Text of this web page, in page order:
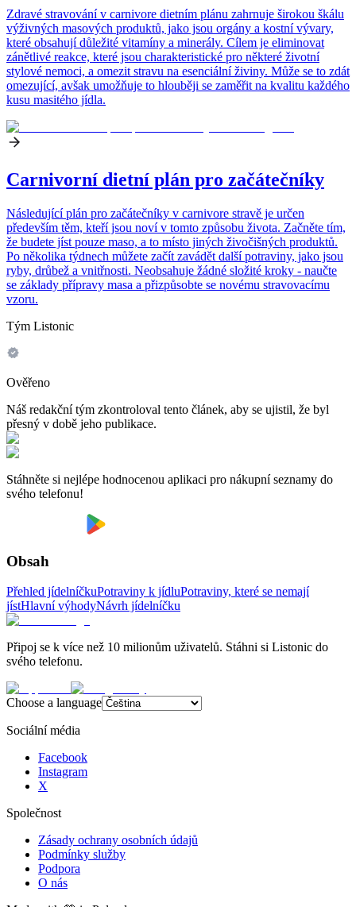
Zdravé stravování v carnivore dietním plánu zahrnuje širokou škálu
výživných masových produktů, jako jsou orgány a kostní vývary,
které obsahují důležité vitamíny a minerály. Cílem je eliminovat
zánětlivé reakce, které jsou charakteristické pro některé životní
stylové nemoci, a omezit stravu na esenciální živiny. Může se to zdát
omezující, avšak umožňuje to hlouběji se zaměřit na kvalitu každého
kusu masitého jídla.
Carnivorní dietní plán pro začátečníky
Následující plán pro začátečníky v carnivore stravě je určen
především těm, kteří jsou noví v tomto způsobu života. Začněte tím,
že budete jíst pouze maso, a to místo jiných živočišných produktů.
Po několika týdnech můžete začít zavádět další potraviny, jako jsou
ryby, drůbež a vnitřnosti. Neobsahuje žádné složité kroky - naučte
se základy přípravy masa a přizpůsobte se novému stravovacímu
vzoru.
Tým Listonic
Ověřeno
Náš redakční tým zkontroloval tento článek, aby se ujistil, že byl
přesný v době jeho publikace.
Stáhněte si nejlépe hodnocenou aplikaci pro nákupní seznamy do
svého telefonu!
Obsah
Přehled jídelníčkuPotraviny k jídluPotraviny, které se nemají
jístHlavní výhodyNávrh jídelníčku
Připoj se k více než 10 milionům uživatelů. Stáhni si Listonic do
svého telefonu.
Choose a language
Sociální média
Facebook
Instagram
X
Společnost
Zásady ochrany osobních údajů
Podmínky služby
Podpora
O nás